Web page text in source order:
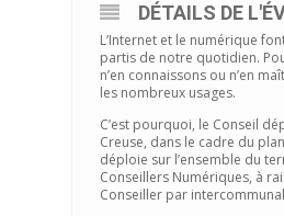
DÉTAILS DE
L’Internet et le numérique
partis de notre quotidien.
n’en connaissons ou n’en
les nombreux usages.
C’est pourquoi, le Conseil
Creuse, dans le cadre du
déploie sur l’ensemble du
Conseillers Numériques, à
Conseiller par